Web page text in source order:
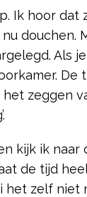
Ik hoor dat
nu douchen.
Als
De
zeggen
kijk ik naar
de tijd
het zelf niet